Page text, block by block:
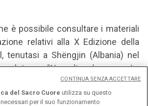
è possibile consultare i materiali
relativi alla X Edizione della
tenutasi a Shëngjin (Albania) nel
al tema"Non di solo pane. La
del Sacro Cuore utilizza su questo
per il suo funzionamento
CONTINUA SENZA ACCETTARE